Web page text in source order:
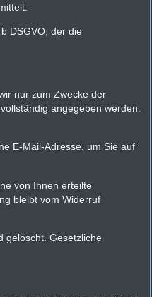
DSGVO, der die
nur zum Zwecke der
angegeben werden.
E-Mail-Adresse, um Sie auf
von Ihnen erteilte
bleibt vom Widerruf
gelöscht. Gesetzliche